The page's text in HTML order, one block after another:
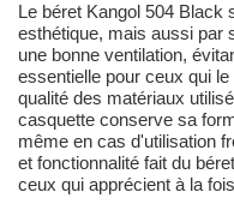
Le béret Kangol 504 Black
esthétique, mais aussi par
une bonne ventilation,
essentielle pour ceux qui
qualité des matériaux
casquette conserve sa
même en cas d'utilisation
et fonctionnalité fait du
ceux qui apprécient à la